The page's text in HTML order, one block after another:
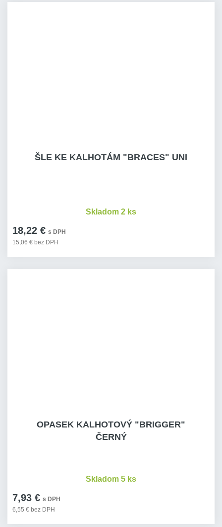
ŠLE KE KALHOTÁM "BRACES" UNI
18,22 € s DPH
15,06 € bez DPH
Skladom 2 ks
OPASEK KALHOTOVÝ "BRIGGER"
ČERNÝ
7,93 € s DPH
6,55 € bez DPH
Skladom 5 ks